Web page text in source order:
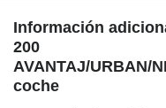
Información
200
AVANTAJ/URBAN/
coche